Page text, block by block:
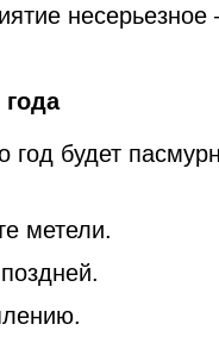
год будет
метели.